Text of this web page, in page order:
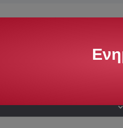
Ενδιαφερομένων*